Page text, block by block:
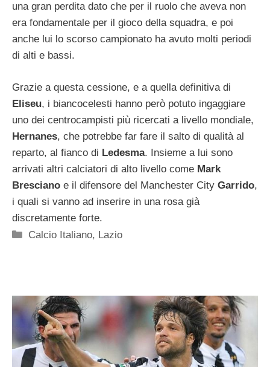
una gran perdita dato che per il ruolo che aveva non
era fondamentale per il gioco della squadra, e poi
anche lui lo scorso campionato ha avuto molti periodi
di alti e bassi.
Grazie a questa cessione, e a quella definitiva di
Eliseu, i biancocelesti hanno però potuto ingaggiare
uno dei centrocampisti più ricercati a livello mondiale,
Hernanes, che potrebbe far fare il salto di qualità al
reparto, al fianco di Ledesma. Insieme a lui sono
arrivati altri calciatori di alto livello come Mark
Bresciano e il difensore del Manchester City Garrido,
i quali si vanno ad inserire in una rosa già
discretamente forte.
Categorie
Calcio Italiano, Lazio